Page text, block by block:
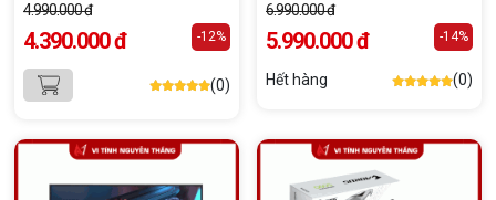
4.990.000 đ
4.390.000 đ -12%
(0)
ĐEN
6.990.000 đ
5.990.000 đ -14%
Hết hàng (0)